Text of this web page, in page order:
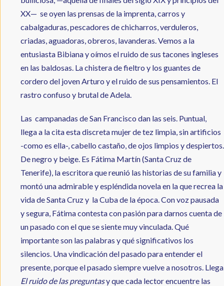
XX— se oyen las prensas de la imprenta, carros y
cabalgaduras, pescadores de chicharros, verduleros,
criadas, aguadoras, obreros, lavanderas. Vemos a la
entusiasta Bibiana y oímos el ruido de sus tacones ingleses
en las baldosas. La chistera de fieltro y los guantes de
cordero del joven Arturo y el ruido de sus pensamientos. El
rastro confuso y brutal de Adela.
Las campanadas de San Francisco dan las seis. Puntual,
llega a la cita esta discreta mujer de tez limpia, sin artificios
-como es ella-, cabello castaño, de ojos limpios y despiertos.
De negro y beige. Es Fátima Martín (Santa Cruz de
Tenerife), la escritora que reunió las historias de su familia y
montó una admirable y espléndida novela en la que recrea la
vida de Santa Cruz y la Cuba de la época. Con voz pausada
y segura, Fátima contesta con pasión para darnos cuenta de
un pasado con el que se siente muy vinculada. Qué
importante son las palabras y qué significativos los
silencios. Una vindicación del pasado para entender el
presente, porque el pasado siempre vuelve a nosotros. Llega
El ruido de las preguntasy que cada lector encuentre las